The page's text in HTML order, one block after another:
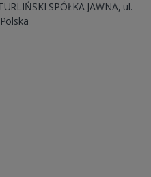
SPÓŁKA JAWNA, ul.